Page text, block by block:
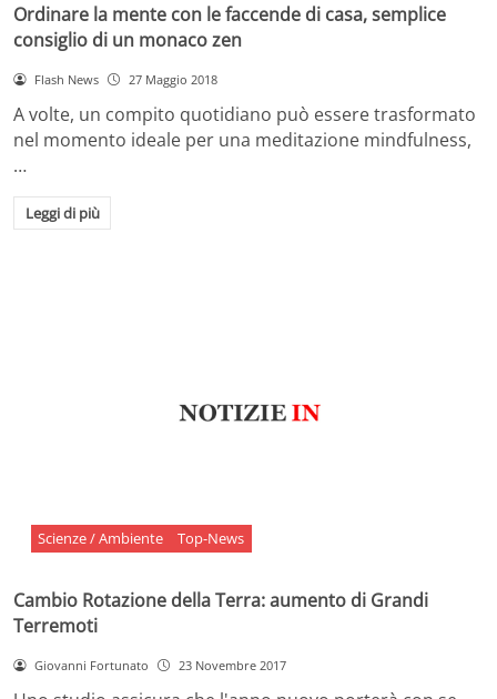
Ordinare la mente con le faccende di casa, semplice
consiglio di un monaco zen
Flash News 27 Maggio 2018
A volte, un compito quotidiano può essere trasformato
nel momento ideale per una meditazione mindfulness,
…
Leggi di più
Scienze / Ambiente Top-News
Cambio Rotazione della Terra: aumento di Grandi
Terremoti
Giovanni Fortunato 23 Novembre 2017